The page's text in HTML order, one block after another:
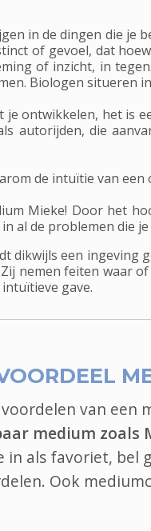
in de dingen die je
of gevoel, dat
of inzicht, in
Biologen situeren
ontwikkelen, het is
autorijden, die
de intuïtie van een
Mieke! Door het
al de problemen die
dikwijls een ingeving
nemen feiten waar
gave.
van een
medium zoals
in als favoriet, bel
Ook